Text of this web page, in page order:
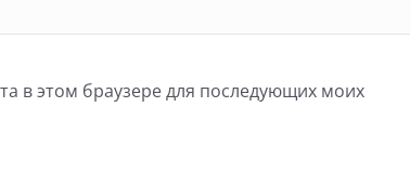
в этом браузере для последующих моих